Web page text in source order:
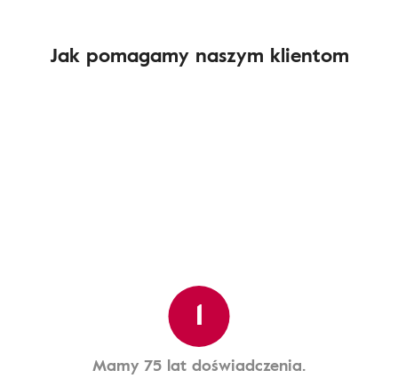
Jak pomagamy naszym klientom
1
Mamy 75 lat doświadczenia.